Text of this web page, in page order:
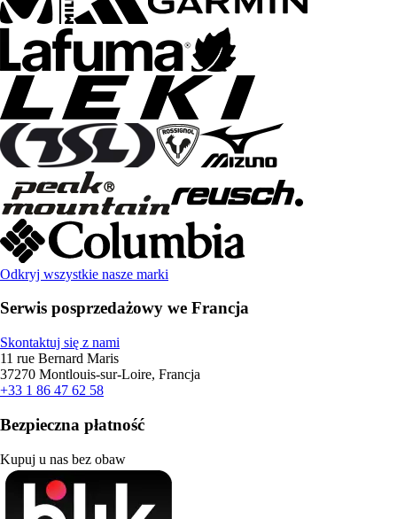
Odkryj wszystkie nasze marki
Serwis posprzedażowy we Francja
Skontaktuj się z nami
11 rue Bernard Maris
37270 Montlouis-sur-Loire, Francja
+33 1 86 47 62 58
Bezpieczna płatność
Kupuj u nas bez obaw